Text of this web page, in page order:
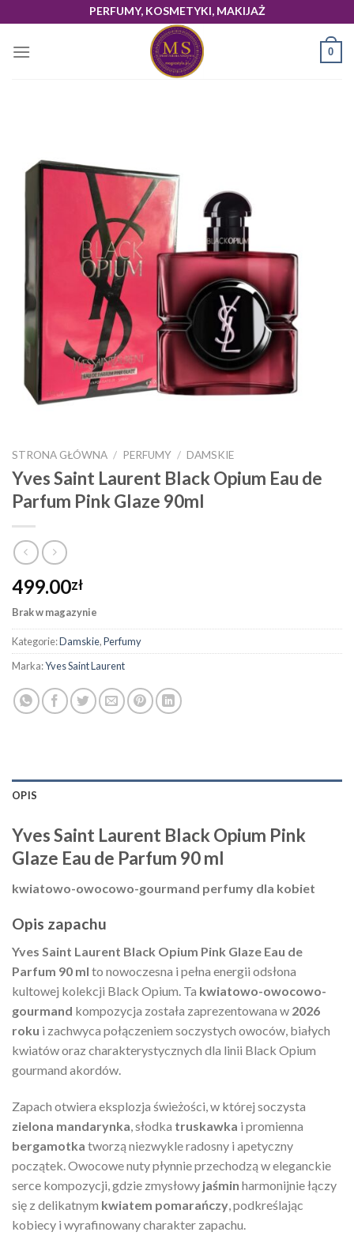
to
content
PERFUMY, KOSMETYKI, MAKIJAŻ
0
STRONA GŁÓWNA / PERFUMY / DAMSKIE
Yves Saint Laurent Black Opium Eau de
Parfum Pink Glaze 90ml
499.00zł
Brak w magazynie
Kategorie:Damskie,Perfumy
Marka:Yves Saint Laurent
OPIS
Yves Saint Laurent Black Opium Pink
Glaze Eau de Parfum 90 ml
kwiatowo-owocowo-gourmand perfumy dla kobiet
Opis zapachu
Yves Saint Laurent Black Opium Pink Glaze Eau de
Parfum 90 ml to nowoczesna i pełna energii odsłona
kultowej kolekcji Black Opium. Ta kwiatowo-owocowo-
gourmand kompozycja została zaprezentowana w 2026
roku i zachwyca połączeniem soczystych owoców, białych
kwiatów oraz charakterystycznych dla linii Black Opium
gourmand akordów.
Zapach otwiera eksplozja świeżości, w której soczysta
zielona mandarynka , słodka truskawka i promienna
bergamotka tworzą niezwykle radosny i apetyczny
początek. Owocowe nuty płynnie przechodzą w eleganckie
serce kompozycji, gdzie zmysłowy jaśmin harmonijnie łączy
się z delikatnym kwiatem pomarańczy , podkreślając
kobiecy i wyrafinowany charakter zapachu.